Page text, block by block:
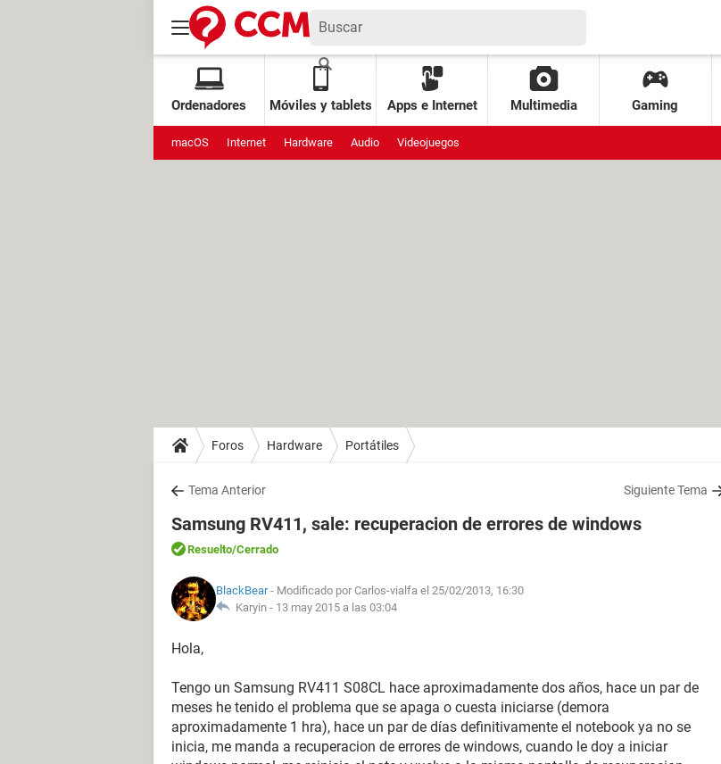
Ordenadores Móviles y tablets Apps e Internet Multimedia Gaming
macOS Internet Hardware Audio Videojuegos
Foros Hardware Portátiles
Tema Anterior Siguiente Tema
Samsung RV411, sale: recuperacion de errores de windows
Resuelto/Cerrado
BlackBear- Modificado por Carlos-vialfa el 25/02/2013, 16:30
Karyin - 13 may 2015 a las 03:04
Hola,
Tengo un Samsung RV411 S08CL hace aproximadamente dos años, hace un par de
meses he tenido el problema que se apaga o cuesta iniciarse (demora
aproximadamente 1 hra), hace un par de días definitivamente el notebook ya no se
inicia, me manda a recuperacion de errores de windows, cuando le doy a iniciar